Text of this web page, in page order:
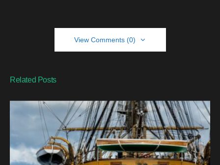
View Comments (0)
Related Posts